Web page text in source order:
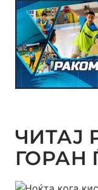
ЧИТАЈ
ГОРАН